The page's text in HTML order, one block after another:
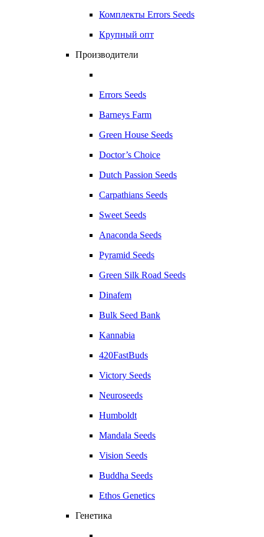
Комплекты Errors Seeds
Крупный опт
Производители
Errors Seeds
Barneys Farm
Green House Seeds
Doctor’s Choice
Dutch Passion Seeds
Carpathians Seeds
Sweet Seeds
Anaconda Seeds
Pyramid Seeds
Green Silk Road Seeds
Dinafem
Bulk Seed Bank
Kannabia
420FastBuds
Victory Seeds
Neuroseeds
Humboldt
Mandala Seeds
Vision Seeds
Buddha Seeds
Ethos Genetics
Генетика